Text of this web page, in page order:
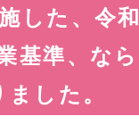
した、令和
基準、なら
した。